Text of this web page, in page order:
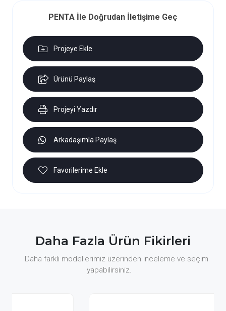
PENTA İle Doğrudan İletişime Geç
Projeye Ekle
Ürünü Paylaş
Projeyi Yazdır
Arkadaşımla Paylaş
Favorilerime Ekle
Daha Fazla Ürün Fikirleri
Daha farklı modellerimiz üzerinden inceleme ve seçim
yapabilirsiniz.